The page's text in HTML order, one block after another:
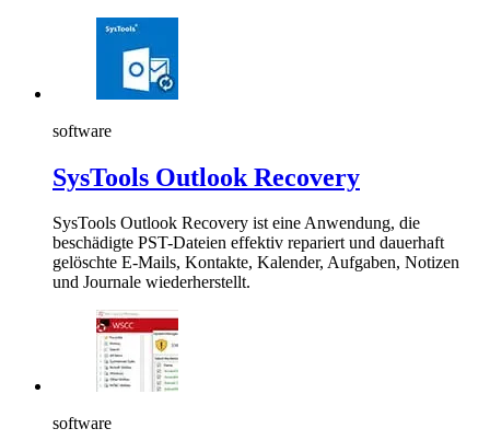
software
SysTools Outlook Recovery
SysTools Outlook Recovery ist eine Anwendung, die
beschädigte PST-Dateien effektiv repariert und dauerhaft
gelöschte E-Mails, Kontakte, Kalender, Aufgaben, Notizen
und Journale wiederherstellt.
software